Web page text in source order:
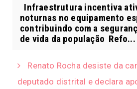
Infraestrutura incentiva
noturnas no equipamento
contribuindo com a
de vida da população Refo...
Renato Rocha desiste da
deputado distrital e declara